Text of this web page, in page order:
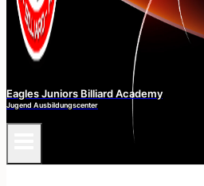
Eagles Juniors Billiard Academy
Jugend Ausbildungscenter